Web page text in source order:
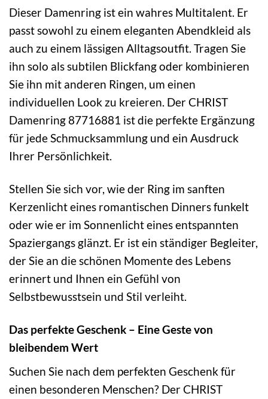
Dieser Damenring ist ein wahres Multitalent. Er
passt sowohl zu einem eleganten Abendkleid als
auch zu einem lässigen Alltagsoutfit. Tragen Sie
ihn solo als subtilen Blickfang oder kombinieren
Sie ihn mit anderen Ringen, um einen
individuellen Look zu kreieren. Der CHRIST
Damenring 87716881 ist die perfekte Ergänzung
für jede Schmucksammlung und ein Ausdruck
Ihrer Persönlichkeit.
Stellen Sie sich vor, wie der Ring im sanften
Kerzenlicht eines romantischen Dinners funkelt
oder wie er im Sonnenlicht eines entspannten
Spaziergangs glänzt. Er ist ein ständiger Begleiter,
der Sie an die schönen Momente des Lebens
erinnert und Ihnen ein Gefühl von
Selbstbewusstsein und Stil verleiht.
Das perfekte Geschenk – Eine Geste von
bleibendem Wert
Suchen Sie nach dem perfekten Geschenk für
einen besonderen Menschen? Der CHRIST